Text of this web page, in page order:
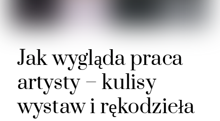
Jak wygląda praca
artysty – kulisy
wystaw i rękodzieła